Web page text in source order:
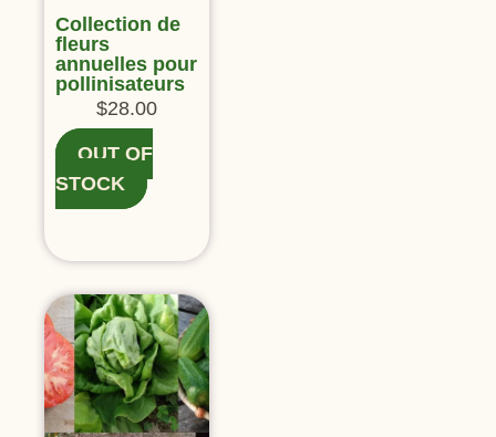
Collection de
fleurs
annuelles pour
pollinisateurs
$28.00
OUT OF
STOCK